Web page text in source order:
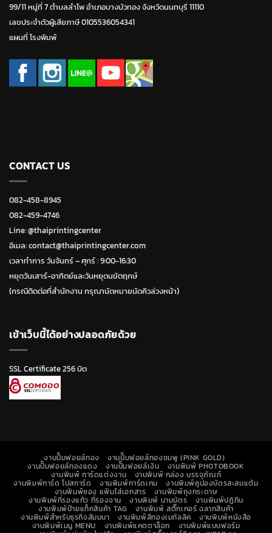
99/11 หมู่ที่ 7 ตำบลลำโพ อำเภอบางบัวทอง จังหวัดนนทบุรี 11110
เลขประจำตัวผู้เสียภาษี 0105536054341
แผนที่ โรงพิมพ์
CONTACT US
082-458-8945
082-459-4746
Line:@thaiprintingcenter
อีเมล: contact@thaiprintingcenter.com
เวลาทำการ วันจ้นทร์ – ศุกร์ : 9:00-16:30
หยุดวันเสาร์-อาทิตย์และวันหยุดนขัตฤกษ์
(กรณีติดต่อที่สำนักงาน กรุณานัดหมายนัดคิวล่วงหน้า)
เข้าเว็บนี้ได้อย่างปลอดภัยด้วย
SSL Certificate 256 บิต
งานปั๊มฟอยล์ทอง งานปั๊มฟอยล์ทองชมพู (PINK GOLD)
งานปั๊มฟอยล์ทองแดง งานปั๊มฟอยล์เงิน งานพิมพ์ PHOTOBOOK
งานพิมพ์ การ์ดแต่งงาน งานพิมพ์ กล่อง บรรจุภัณฑ์
งานพิมพ์การ์ด โปสการ์ด งานพิมพ์การ์ดเกม งานพิมพ์คูปองบัตรสะสมแต้ม
งานพิมพ์ซอง แฟ้มใส่เอกสาร งานพิมพ์ถุงกระดาษ
งานพิมพ์ที่รองแก้ว ที่รองจาน งานพิมพ์ นามบัตร งานพิมพ์ปฏิทิน
งานพิมพ์ป้ายแท็กสินค้า TAG งานพิมพ์ สติ๊กเกอร์ ฉลากสินค้า
งานพิมพ์สำหรับธุรกิจสัมมนา งานพิมพ์สีทองเมทัลลิค งานพิมพ์หนังสือ
งานพิมพ์เมนู MENU งานพิมพ์แคตตาล็อก งานพิมพ์แบบฟอร์ม